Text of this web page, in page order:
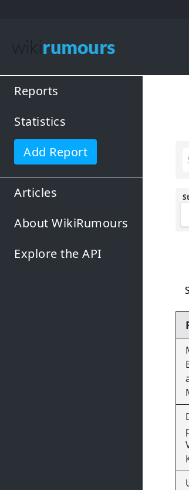
Reports
Statistics
Add Report
Articles
About WikiRumours
Explore the API